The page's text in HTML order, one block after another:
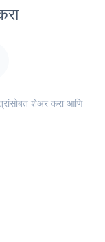
शेअर करा आणि